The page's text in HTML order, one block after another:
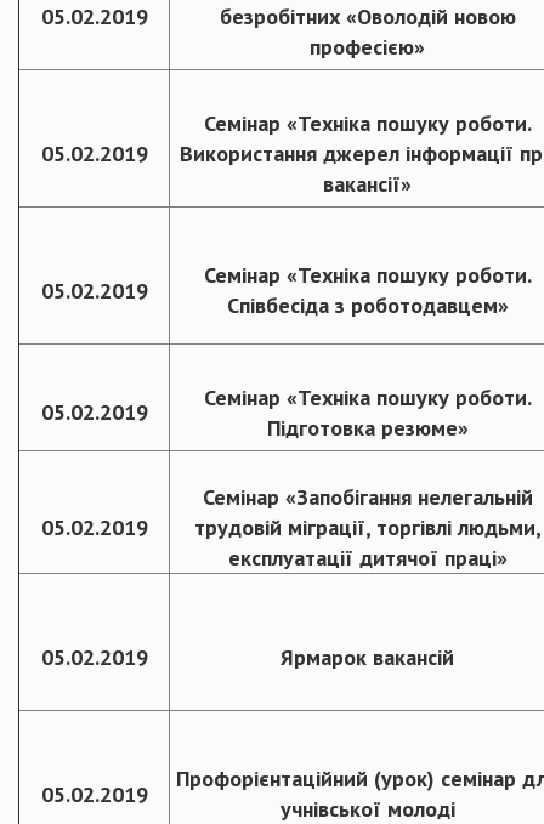
05.02.2019
безробітних «Оволодій новою
професією»
05.02.2019
Семінар «Техніка пошуку роботи.
Використання джерел інформації
вакансії»
05.02.2019
Семінар «Техніка пошуку роботи.
Співбесіда з роботодавцем»
05.02.2019
Семінар «Техніка пошуку роботи.
Підготовка резюме»
05.02.2019
Семінар «Запобігання нелегальній
трудовій міграції, торгівлі людьми,
експлуатації дитячої праці»
05.02.2019 Ярмарок вакансій
05.02.2019
Профорієнтаційний (урок) семінар
учнівської молоді